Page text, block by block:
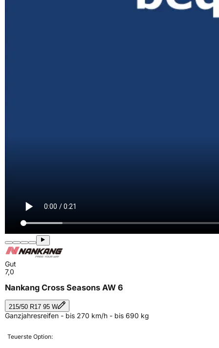
Gut
7,0
Nankang Cross Seasons AW 6
215/50 R17 95 W
Ganzjahresreifen - bis 270 km/h - bis 690 kg
Teuerste Option: